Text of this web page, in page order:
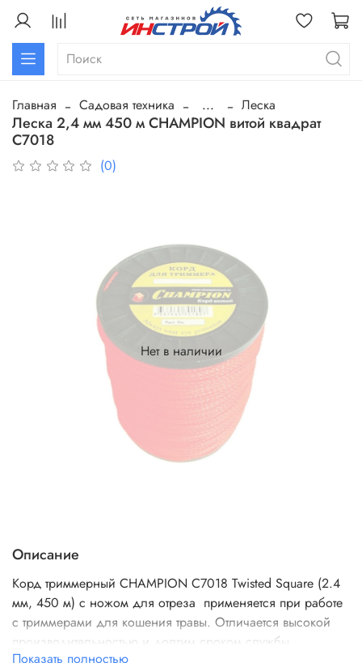
Главная Садовая техника ... Леска
Леска 2,4 мм 450 м CHAMPION витой квадрат
C7018
(0)
Нет в наличии
Описание
Корд триммерный CHAMPION C7018 Twisted Square (2.4
мм, 450 м) с ножом для отреза применяется при работе
с триммерами для кошения травы. Отличается высокой
производительностью и долгим сроком службы.
Показать полностью